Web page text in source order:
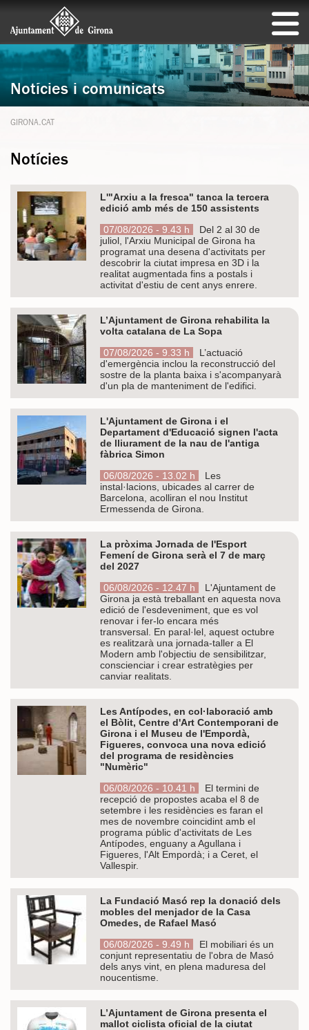
Notícies i comunicats
GIRONA.CAT
Notícies
L'"Arxiu a la fresca" tanca la tercera
edició amb més de 150 assistents
07/08/2026 - 9.43 h
Del 2 al 30 de
juliol, l'Arxiu Municipal de Girona ha
programat una desena d'activitats per
descobrir la ciutat impresa en 3D i la
realitat augmentada fins a postals i
activitat d'estiu de cent anys enrere.
L’Ajuntament de Girona rehabilita la
volta catalana de La Sopa
07/08/2026 - 9.33 h
L’actuació
d'emergència inclou la reconstrucció del
sostre de la planta baixa i s'acompanyarà
d'un pla de manteniment de l'edifici.
L'Ajuntament de Girona i el
Departament d'Educació signen l'acta
de lliurament de la nau de l'antiga
fàbrica Simon
06/08/2026 - 13.02 h
Les
instal·lacions, ubicades al carrer de
Barcelona, acolliran el nou Institut
Ermessenda de Girona.
La pròxima Jornada de l'Esport
Femení de Girona serà el 7 de març
del 2027
06/08/2026 - 12.47 h
L'Ajuntament de
Girona ja està treballant en aquesta nova
edició de l'esdeveniment, que es vol
renovar i fer-lo encara més
transversal. En paral·lel, aquest octubre
es realitzarà una jornada-taller a El
Modern amb l'objectiu de sensibilitzar,
conscienciar i crear estratègies per
canviar realitats.
Les Antípodes, en col·laboració amb
el Bòlit, Centre d'Art Contemporani de
Girona i el Museu de l'Empordà,
Figueres, convoca una nova edició
del programa de residències
"Numèric"
06/08/2026 - 10.41 h
El termini de
recepció de propostes acaba el 8 de
setembre i les residències es faran el
mes de novembre coincidint amb el
programa públic d'activitats de Les
Antípodes, enguany a Agullana i
Figueres, l'Alt Empordà; i a Ceret, el
Vallespir.
La Fundació Masó rep la donació dels
mobles del menjador de la Casa
Omedes, de Rafael Masó
06/08/2026 - 9.49 h
El mobiliari és un
conjunt representatiu de l'obra de Masó
dels anys vint, en plena maduresa del
noucentisme.
L’Ajuntament de Girona presenta el
mallot ciclista oficial de la ciutat